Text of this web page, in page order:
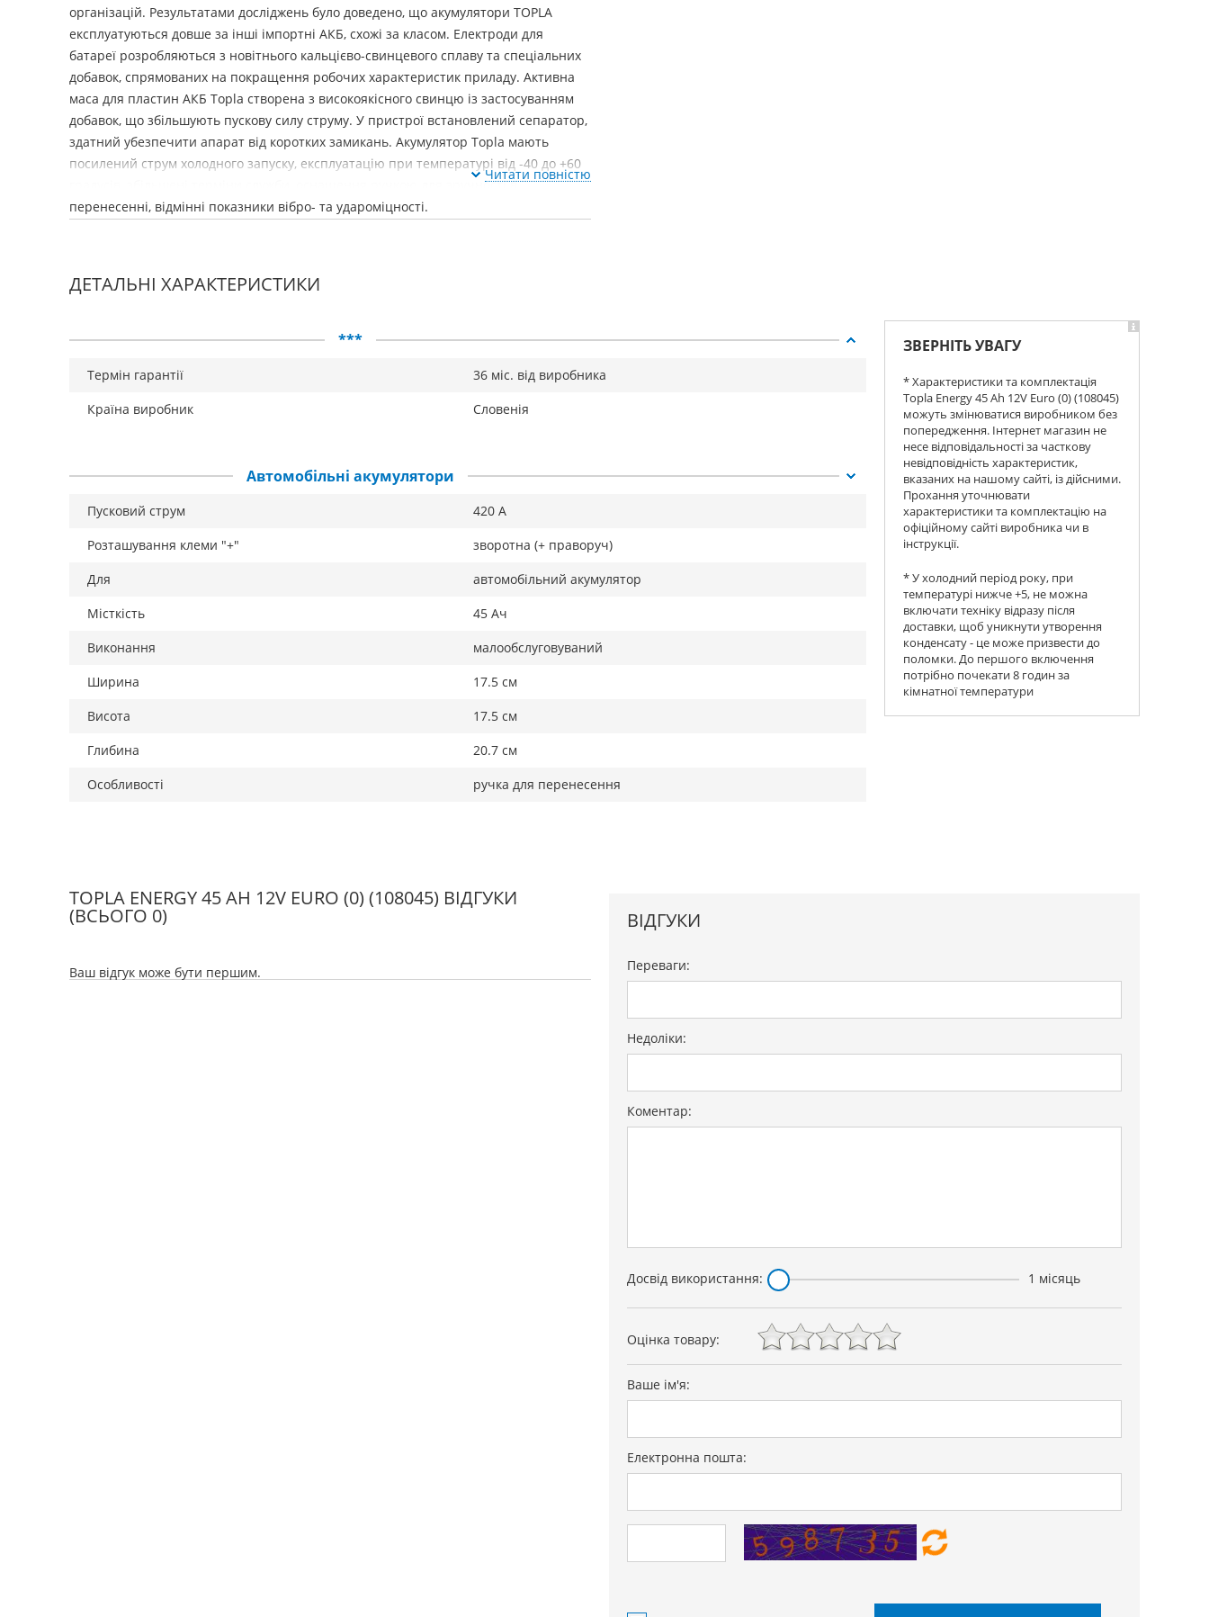
організацій. Результатами досліджень було доведено, що акумулятори TOPLА
експлуатуються довше за інші імпортні АКБ, схожі за класом. Електроди для
батареї розробляються з новітнього кальцієво-свинцевого сплаву та спеціальних
добавок, спрямованих на покращення робочих характеристик приладу. Активна
маса для пластин АКБ Topla створена з високоякісного свинцю із застосуванням
добавок, що збільшують пускову силу струму. У пристрої встановлений сепаратор,
здатний убезпечити апарат від коротких замикань. Акумулятор Topla мають
посилений струм холодного запуску, експлуатацію при температурі від -40 до +60
градусів, збільшені терміни служби, оснащення ручкою для зручності в
перенесенні, відмінні показники вібро- та удароміцності.
Читати повністю
ДЕТАЛЬНІ ХАРАКТЕРИСТИКИ
***
Термін гарантії
36 міс. від виробника
Країна виробник
Словенія
Автомобільні акумулятори
Пусковий струм
420 А
Розташування клеми "+"
зворотна (+ праворуч)
Для
автомобільний акумулятор
Місткість
45 Ач
Виконання
малообслуговуваний
Ширина
17.5 см
Висота
17.5 см
Глибина
20.7 см
Особливості
ручка для перенесення
ЗВЕРНІТЬ УВАГУ
* Характеристики та комплектація
Topla Energy 45 Ah 12V Euro (0) (108045)
можуть змінюватися виробником без
попередження. Інтернет магазин не
несе відповідальності за часткову
невідповідність характеристик,
вказаних на нашому сайті, із дійсними.
Прохання уточнювати
характеристики та комплектацію на
офіційному сайті виробника чи в
інструкції.
* У холодний період року, при
температурі нижче +5, не можна
включати техніку відразу після
доставки, щоб уникнути утворення
конденсату - це може призвести до
поломки. До першого включення
потрібно почекати 8 годин за
кімнатної температури
TOPLA ENERGY 45 AH 12V EURO (0) (108045) ВІДГУКИ
(ВСЬОГО 0)
Ваш відгук може бути першим.
ВІДГУКИ
Переваги:
Недоліки:
Коментар:
Досвід використання: 1 місяць
Оцінка товару:
Ваше ім'я:
Електронна пошта: